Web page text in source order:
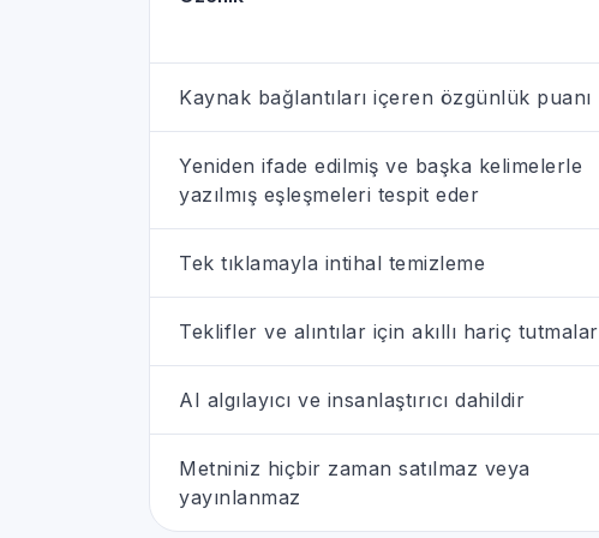
Kaynak bağlantıları içeren özgünlük puanı
Yeniden ifade edilmiş ve başka kelimelerle
yazılmış eşleşmeleri tespit eder
Tek tıklamayla intihal temizleme
Teklifler ve alıntılar için akıllı hariç tutmalar
AI algılayıcı ve insanlaştırıcı dahildir
Metniniz hiçbir zaman satılmaz veya
yayınlanmaz